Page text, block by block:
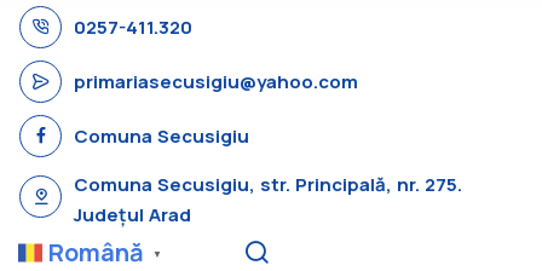
0257-411.320
primariasecusigiu@yahoo.com
Comuna Secusigiu
Comuna Secusigiu, str. Principală, nr. 275.
Județul Arad
Română ▼